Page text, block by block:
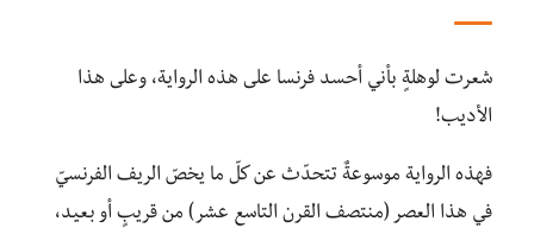
شعرت لوهلةٍ بأني أحسد فرنسا على هذه الرواية، وعلى هذا
الأديب!
فهذه الرواية موسوعةٌ تتحدّث عن كلّ ما يخصّ الريف الفرنسيّ
في هذا العصر (منتصف القرن التاسع عشر) من قريبٍ أو بعيد،